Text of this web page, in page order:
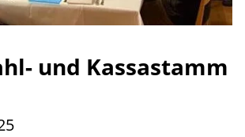
und Kassastamm